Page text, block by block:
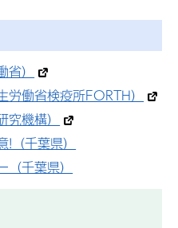
）
働省検疫所FORTH）
機構）
（千葉県）
千葉県）